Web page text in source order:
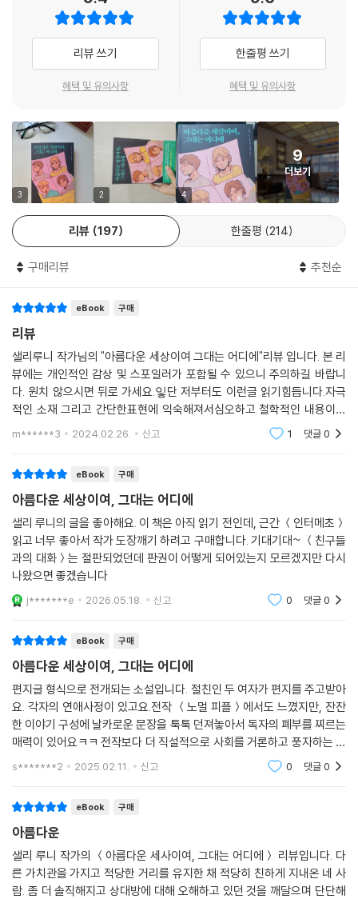
들과 함께 집세를 모아 한집에 살며 캄캄한 미래를 예감하는 그녀에게 유
일한 위로는 어릴 때부터 함께 자란 사이먼이다. 의회 보좌관으로 일하는
그는 큰 키에 훤칠한 외모를 지녔으며 미모의 어린 여성들과 데이트를 한
다. 그녀는 같은 도시에 살면서 적당한 거리에서 친밀한 친구 관계를 유지
하던 그와 감정이 뒤엉켜버린다.
서른을 앞둔 절친한 사이의 앨리스와 아일린은 서로의 근황과 연애 소식은
물론이고, 인류 문명이 붕괴에 직면했고 아름다움은 죽었으며 예술은 상품
화되었다는 생각까지 서로의 모든 것을 공유하지만, 정작 오랫동안 만나지
않는다. 그러던 어느 날 네 사람이 앨리스의 저택에 모여 며칠을 보내게 되
고, 그동안 쌓였던 오해와 서로의 입장 차이에서 비롯된 원망을 토로하면
서 감정적으로 치닫게 된다. 결국 네 사람은 자신들이 우정과 사랑의 관계
로 연결된 불완전한 존재라는 사실을 깨닫고, 아무도 사랑하지 않는 것보
정작 서로를 향한 원망과 오해는 말하지 못하고 괴로워하는 것이 아마도
이 시대 청춘의 모습일 것이다. 누구나 어릴 적 상상했던 서른은 분명 자신
에 대해 잘 알고 절친한 친구와 깊은 우정을 나누며 연인과 성숙한 사랑을
하는 모습일 터다. 하지만 진짜 어른이 되는 일은 과거의 상처로 인해 한없
이 유약해진 자신을 끊임없이 마주하며 스스로 불완전한 존재임을 깨닫는
것일지도 모른다. 그렇기에 그럼에도 불구하고 세상을 원망하고 모두를 미
워하기보다 다시 사랑하는 것이야말로 어른이 되어버린 그들이 할 수 있는
리뷰 쓰기
혜택 및 유의사항
한줄평 쓰기
혜택 및 유의사항
3 2 4
9
더보기
리뷰 197 한줄평 214
구매리뷰 추천순
eBook 구매
리뷰
샐리루니 작가님의 "아름다운 세상이여 그대는 어디에"리뷰 입니다. 본 리
뷰에는 개인적인 감상 및 스포일러가 포함될 수 있으니 주의하길 바랍니
다. 원치 않으시면 뒤로 가세요.잏단 저부터도 이런글 읽기힘듭니다.자극
적인 소재 그리고 간단한표현에 익숙해져서심오하고 철학적인 내용이들
어가면 숙면에 취하게됩니다.그래서 이책을 5점 드리겠습니다. 소양이 부
m******3 2024.02.26. 신고 1 댓글0
eBook 구매
아름다운 세상이여, 그대는 어디에
샐리 루니의 글을 좋아해요. 이 책은 아직 읽기 전인데, 근간 ＜인터메초＞
읽고 너무 좋아서 작가 도장깨기 하려고 구매합니다. 기대기대~ ＜친구들
과의 대화＞는 절판되었던데 판권이 어떻게 되어있는지 모르겠지만 다시
나왔으면 좋겠습니다
j*******e 2026.05.18. 신고 0 댓글0
eBook 구매
아름다운 세상이여, 그대는 어디에
편지글 형식으로 전개되는 소설입니다. 절친인 두 여자가 편지를 주고받아
요. 각자의 연애사정이 있고요.전작 ＜노멀 피플＞에서도 느꼈지만, 잔잔
한 이야기 구성에 날카로운 문장을 툭툭 던져놓아서 독자의 폐부를 찌르는
매력이 있어요ㅋㅋ 전작보다 더 직설적으로 사회를 거론하고 풍자하는 점
이 좋았어요.하지만 로맨스 소설이라는 큰 틀을 벗어나지 않는다는 점이
s*******2 2025.02.11. 신고 0 댓글0
eBook 구매
아름다운
샐리 루니 작가의 ＜아름다운 세사이여, 그대는 어디에＞ 리뷰입니다. 다
른 가치관을 가지고 적당한 거리를 유지한 채 적당히 친하게 지내온 네 사
람. 좀 더 솔직해지고 상대방에 대해 오해하고 있던 것을 깨달으며 단단해